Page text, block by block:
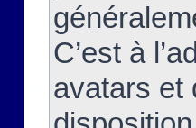
C’est à
avatars et